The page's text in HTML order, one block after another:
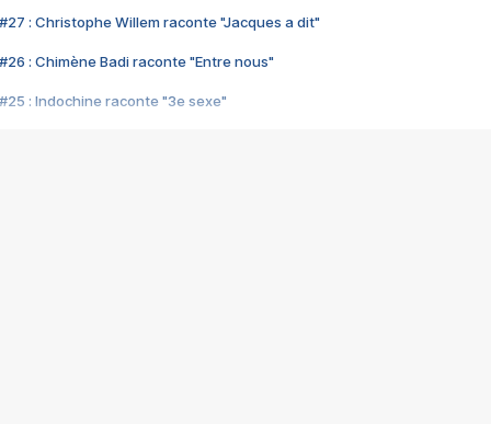
#27 : Christophe Willem raconte "Jacques a dit"
#26 : Chimène Badi raconte "Entre nous"
#25 : Indochine raconte "3e sexe"